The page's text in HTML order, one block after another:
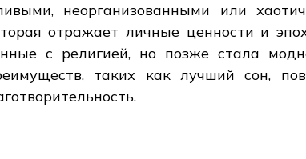
неорганизованными или
отражает личные ценности и
с религией, но позже стала
таких как лучший сон,